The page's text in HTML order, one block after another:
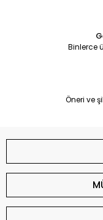
Binlerce
Öneri ve